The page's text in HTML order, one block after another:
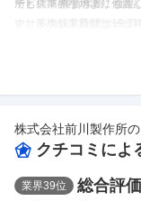
ービス ・農畜水産、食品、流通関連プラントのトータル企画、設計、施工コ
ミの傾向をみると、良い
所）」業界平均よりも高
平均残業時間は19.3
でも標準的な水準に位置
※しごとカタログに投稿さ
株式会社前川製作所の
クチコミによ
業界39位 総合評価